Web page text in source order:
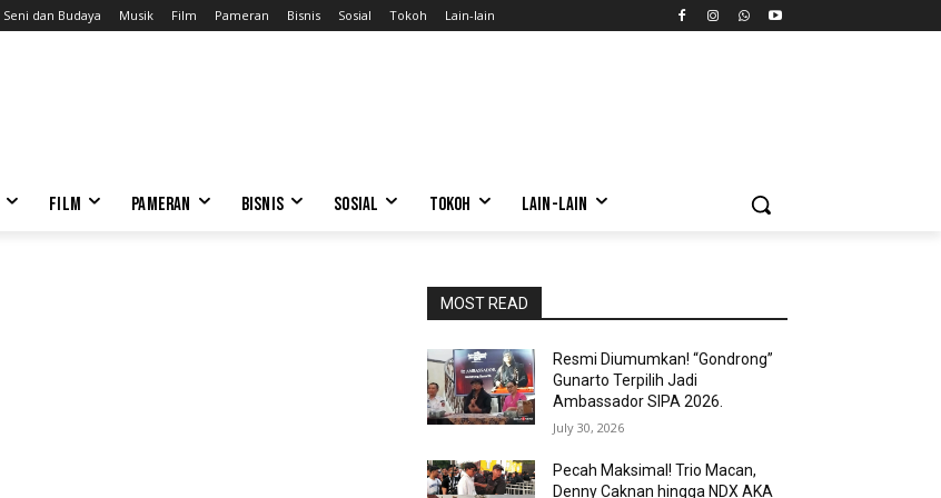
Seni dan Budaya Musik Film Pameran Bisnis Sosial Tokoh Lain-lain
FILM PAMERAN BISNIS SOSIAL TOKOH LAIN-LAIN
MOST READ
Resmi Diumumkan! “Gondrong”
Gunarto Terpilih Jadi
Ambassador SIPA 2026.
July 30, 2026
Pecah Maksimal! Trio Macan,
Denny Caknan hingga NDX AKA